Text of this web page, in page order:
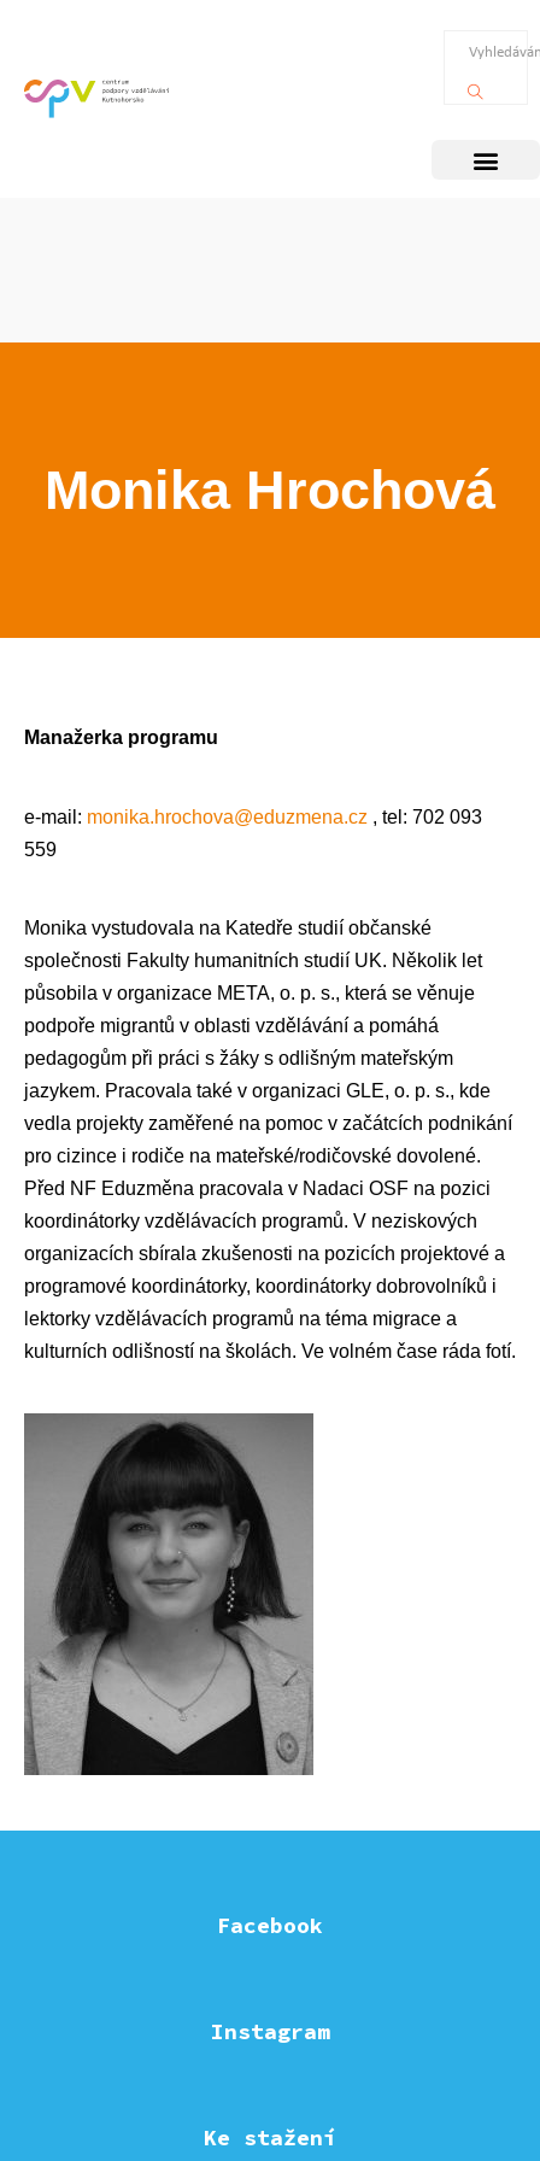
Monika Hrochová
Manažerka programu
e-mail: monika.hrochova@eduzmena.cz , tel: 702 093
559
Monika vystudovala na Katedře studií občanské
společnosti Fakulty humanitních studií UK. Několik let
působila v organizace META, o. p. s., která se věnuje
podpoře migrantů v oblasti vzdělávání a pomáhá
pedagogům při práci s žáky s odlišným mateřským
jazykem. Pracovala také v organizaci GLE, o. p. s., kde
vedla projekty zaměřené na pomoc v začátcích podnikání
pro cizince i rodiče na mateřské/rodičovské dovolené.
Před NF Eduzměna pracovala v Nadaci OSF na pozici
koordinátorky vzdělávacích programů. V neziskových
organizacích sbírala zkušenosti na pozicích projektové a
programové koordinátorky, koordinátorky dobrovolníků i
lektorky vzdělávacích programů na téma migrace a
kulturních odlišností na školách. Ve volném čase ráda fotí.
Facebook
Instagram
Ke stažení